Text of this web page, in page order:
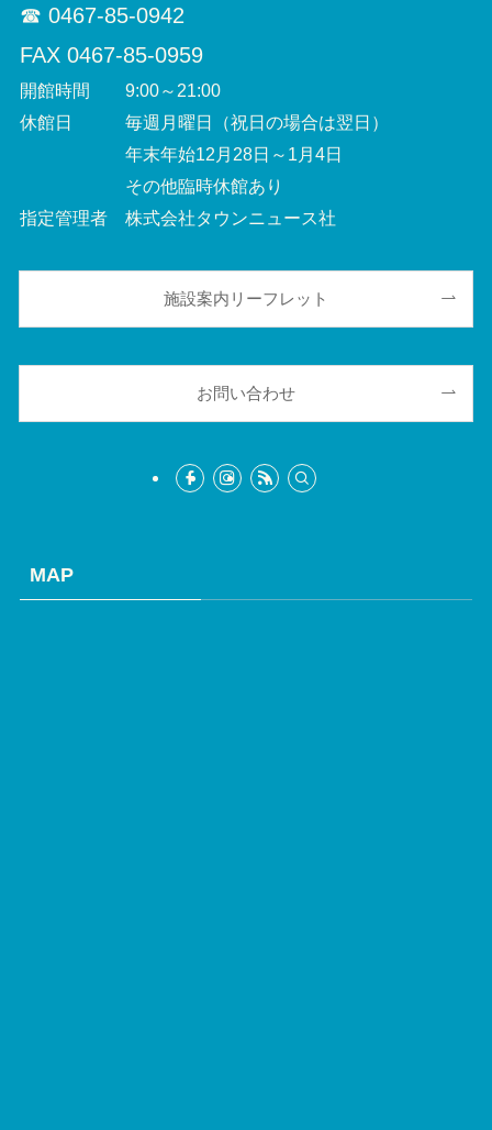
☎︎ 0467-85-0942
FAX 0467-85-0959
開館時間 9:00～21:00
休館日 毎週月曜日（祝日の場合は翌日）
年末年始12月28日～1月4日
その他臨時休館あり
指定管理者 株式会社タウンニュース社
施設案内リーフレット
お問い合わせ
MAP